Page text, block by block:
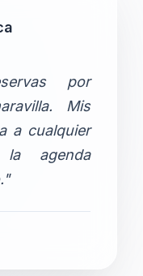
por
Mis
a cualquier
agenda